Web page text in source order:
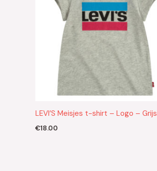
LEVI’S Meisjes t-shirt – Logo – Grijs
€18.00